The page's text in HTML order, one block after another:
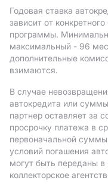
Годовая ставка
зависит от
программы.
максимальный - 96
дополнительные
взимаются.
В случае
автокредита или
партнер оставляет за
просрочку платежа в
первоначальной
условий погашения
могут быть переданы
коллекторское